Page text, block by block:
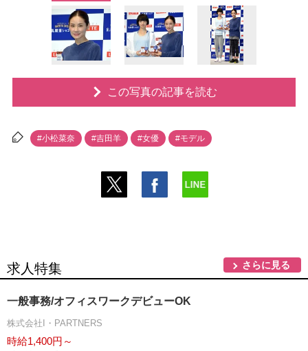
この写真の記事を読む
#小松菜奈 #吉田羊 #女優 #モデル
求人特集 さらに見る
一般事務/オフィスワークデビューOK
株式会社I・PARTNERS
時給1,400円～